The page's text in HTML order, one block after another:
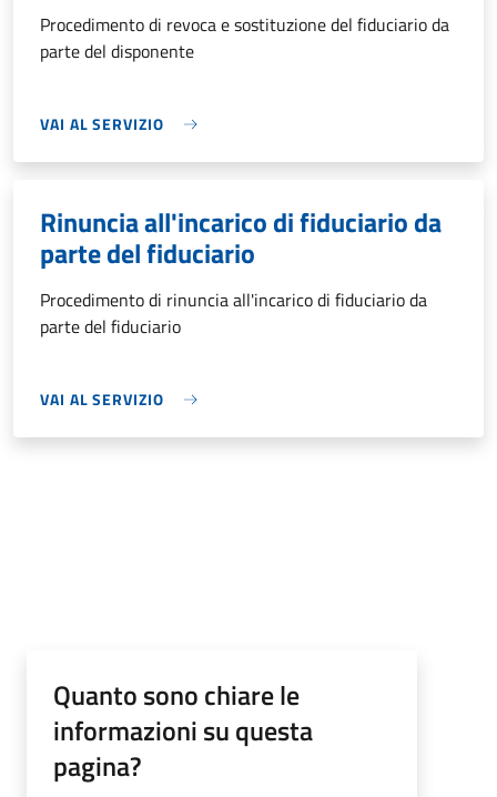
Procedimento di revoca e sostituzione del fiduciario da
parte del disponente
VAI AL SERVIZIO
Rinuncia all'incarico di fiduciario da
parte del fiduciario
Procedimento di rinuncia all'incarico di fiduciario da
parte del fiduciario
VAI AL SERVIZIO
Quanto sono chiare le
informazioni su questa
pagina?